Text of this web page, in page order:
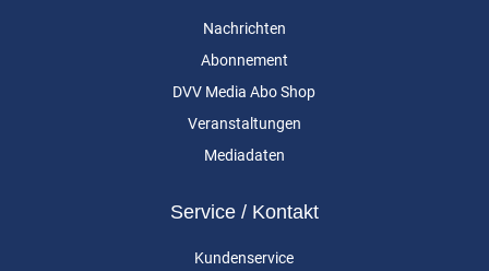
Nachrichten
Abonnement
DVV Media Abo Shop
Veranstaltungen
Mediadaten
Service / Kontakt
Kundenservice